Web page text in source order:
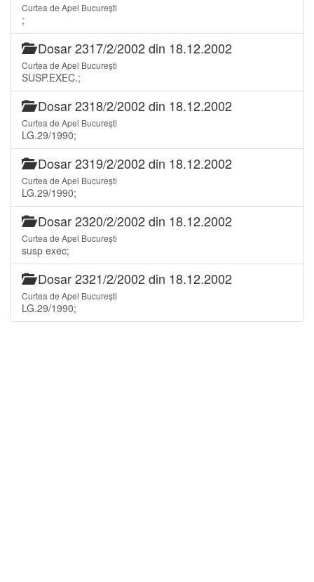
Curtea de Apel București
;
Dosar 2317/2/2002 din 18.12.2002
Curtea de Apel București
SUSP.EXEC.;
Dosar 2318/2/2002 din 18.12.2002
Curtea de Apel București
LG.29/1990;
Dosar 2319/2/2002 din 18.12.2002
Curtea de Apel București
LG.29/1990;
Dosar 2320/2/2002 din 18.12.2002
Curtea de Apel București
susp exec;
Dosar 2321/2/2002 din 18.12.2002
Curtea de Apel București
LG.29/1990;